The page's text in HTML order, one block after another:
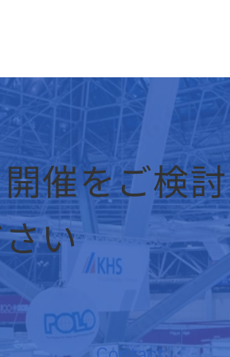
催をご検
い